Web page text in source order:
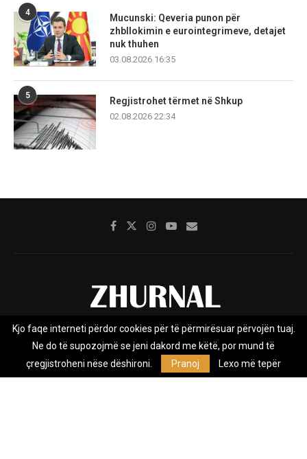
4
Mucunski: Qeveria punon për
zhbllokimin e eurointegrimeve, detajet
nuk thuhen
03.08.2026 16:35
5
Regjistrohet tërmet në Shkup
02.08.2026 22:34
Rreth nesh Impresumi Marketing
Privacy Policy
Zhurnal.mk është Agjenci e Lajmeve e pavarur, e themeluar në vitin
Kjo faqe interneti përdor cookies për të përmirësuar përvojën tuaj.
Ne do të supozojmë se jeni dakord me këtë, por mund të
çregjistroheni nëse dëshironi.
Pranoj Lexo më tepër